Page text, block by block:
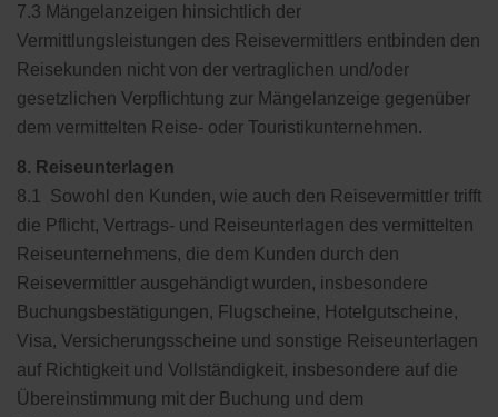
7.3 Mängelanzeigen hinsichtlich der
Vermittlungsleistungen des Reisevermittlers entbinden den
Reisekunden nicht von der vertraglichen und/oder
gesetzlichen Verpflichtung zur Mängelanzeige gegenüber
dem vermittelten Reise- oder Touristikunternehmen.
8. Reiseunterlagen
8.1 Sowohl den Kunden, wie auch den Reisevermittler trifft
die Pflicht, Vertrags- und Reiseunterlagen des vermittelten
Reiseunternehmens, die dem Kunden durch den
Reisevermittler ausgehändigt wurden, insbesondere
Buchungsbestätigungen, Flugscheine, Hotelgutscheine,
Visa, Versicherungsscheine und sonstige Reiseunterlagen
auf Richtigkeit und Vollständigkeit, insbesondere auf die
Übereinstimmung mit der Buchung und dem